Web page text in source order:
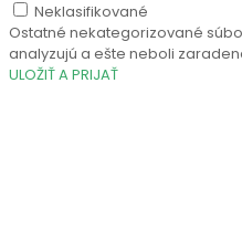
Neklasifikované
Ostatné nekategorizované
analyzujú a ešte neboli
ULOŽIŤ A PRIJAŤ